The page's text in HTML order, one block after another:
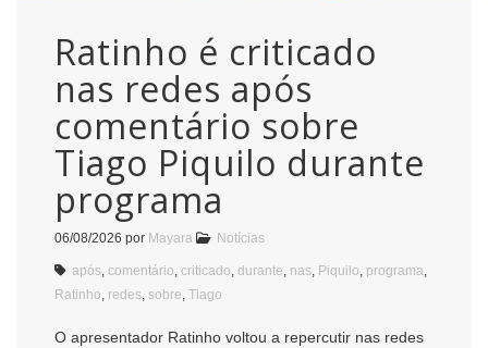
Ratinho é criticado
nas redes após
comentário sobre
Tiago Piquilo durante
programa
06/08/2026 por Mayara Notícias
após comentário criticado durante nas Piquilo programa
Ratinho redes sobre Tiago
O apresentador Ratinho voltou a repercutir nas redes